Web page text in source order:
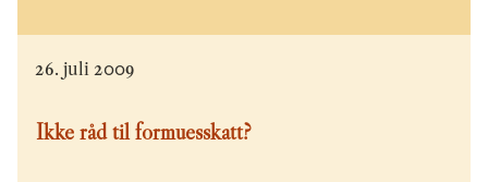
26. juli 2009
Ikke råd til formuesskatt?